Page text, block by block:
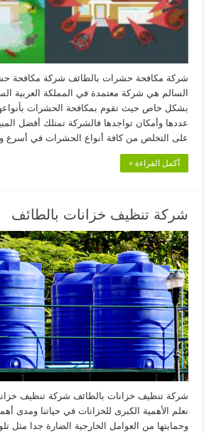
شركة مكافحة حشرات بالطائف شركة مكافحة
السالم هي شركة معتمدة في المملكة العربية
بشكل خاص حيث تقوم بمكافحة الحشرات
عددها وأمكان تواجدها فالشركة تمتلك أفضل
على التخلص من كافة أنواع الحشرات في
أكمل القراءة »
شركة تنظيف خزانات بالطائف
شركة تنظيف خزانات بالطائف شركة تنظيف
نعلم الأهمية الكبرى للخزانات في حياتنا ومدى
وحمايتها من العوامل الخارجية الضارة جدا مثل